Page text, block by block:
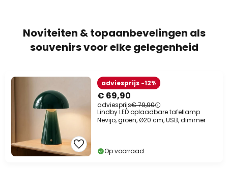
Noviteiten & topaanbevelingen als
souvenirs voor elke gelegenheid
€ 69,90
adviesprijs€ 79,90
adviesprijs -12%
Lindby LED oplaadbare tafellamp
Nevijo, groen, Ø20 cm, USB, dimmer
Op voorraad